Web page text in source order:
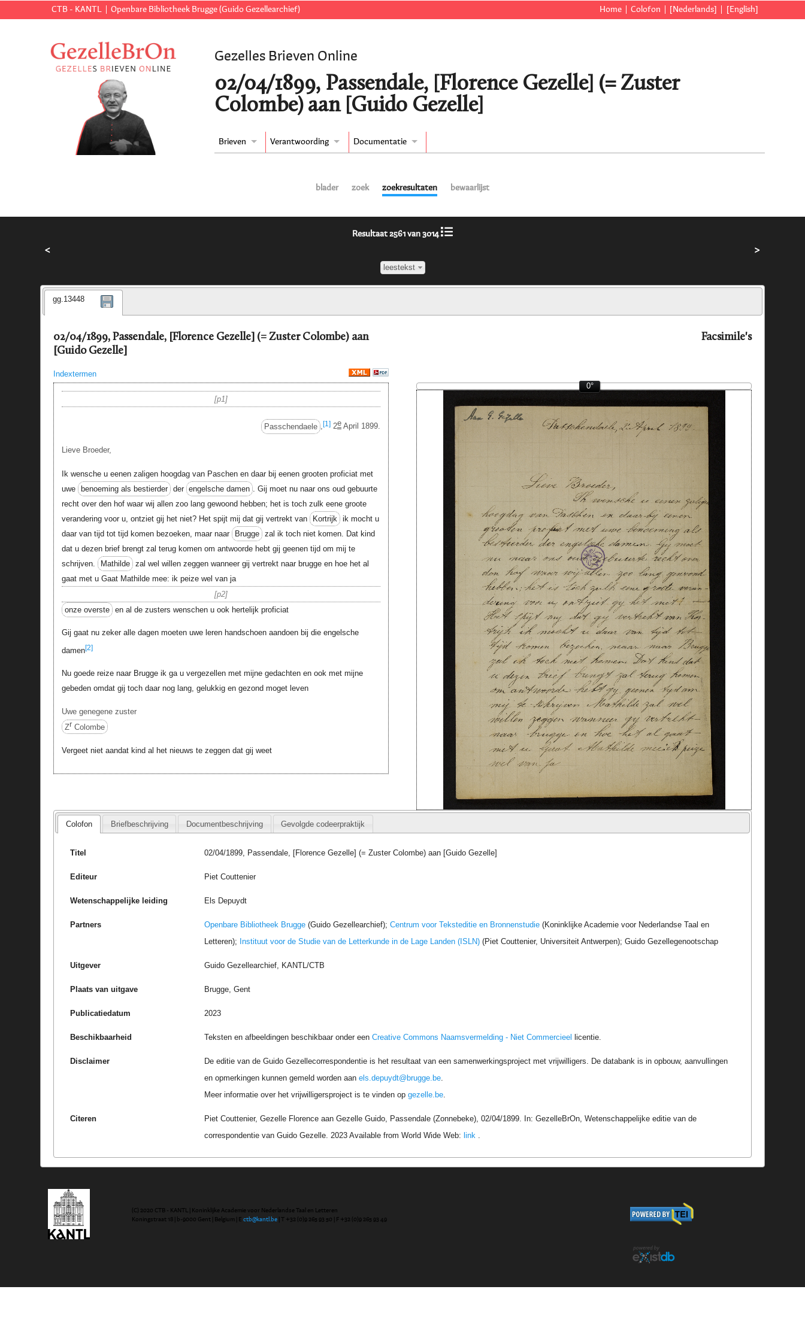
CTB - KANTL Openbare Bibliotheek Brugge (Guido Gezellearchief) Home Colofon [Nederlands] [English]
Gezelles Brieven Online
02/04/1899, Passendale, [Florence Gezelle] (= Zuster
Colombe) aan [Guido Gezelle]
Brieven Verantwoording Documentatie
blader zoek zoekresultaten bewaarlijst
<
Resultaat 2561 van 3014
leestekst
>
gg.13448
02/04/1899, Passendale, [Florence Gezelle] (= Zuster Colombe) aan
[Guido Gezelle]
Indextermen
Facsimile's
p1
Passchendaele ,[1]2eApril 1899.
Lieve Broeder,
Ik wensche u eenen zaligen hoogdag van Paschen en daar bij eenen grooten proficiat met
uwe benoeming als bestierder der engelsche damen
. Gij moet nu naar ons oud gebuurte
recht over den hof waar wij allen zoo lang gewoond hebben; het is toch zulk eene groote
verandering voor u, ontziet gij het niet? Het spijt mij dat gij vertrekt van
Kortrijk ik mocht u
daar van tijd tot tijd komen bezoeken, maar naar
Brugge zal ik toch niet komen. Dat kind
dat u dezen brief brengt zal terug komen om antwoorde hebt gij geenen tijd om mij te
schrijven.
Mathilde zal wel willen zeggen wanneer gij vertrekt naar brugge en hoe het al
gaat met u Gaat Mathilde mee: ik peize wel van ja
p2
onze overste en al de zusters wenschen u ook hertelijk proficiat
Gij gaat nu zeker alle dagen moeten uwe leren handschoen aandoen bij die engelsche
damen[2]
Nu goede reize naar Brugge ik ga u vergezellen met mijne gedachten en ook met mijne
gebeden omdat gij toch daar nog lang, gelukkig en gezond moget leven
Uwe genegene zuster
Zr Colombe
Vergeet niet aandat kind al het nieuws te zeggen dat gij weet
0°
Colofon Briefbeschrijving Documentbeschrijving Gevolgde codeerpraktijk
Titel 02/04/1899, Passendale, [Florence Gezelle] (= Zuster Colombe) aan [Guido Gezelle]
Editeur Piet Couttenier
Wetenschappelijke leiding Els Depuydt
Partners Openbare Bibliotheek Brugge (Guido Gezellearchief);Centrum voor Teksteditie en Bronnenstudie (Koninklijke Academie voor Nederlandse Taal en
Letteren); Instituut voor de Studie van de Letterkunde in de Lage Landen (ISLN) (Piet Couttenier, Universiteit Antwerpen); Guido Gezellegenootschap
Uitgever Guido Gezellearchief, KANTL/CTB
Plaats van uitgave Brugge, Gent
Publicatiedatum 2023
Beschikbaarheid Teksten en afbeeldingen beschikbaar onder eenCreative Commons Naamsvermelding - Niet Commercieel licentie.
Disclaimer
De editie van de Guido Gezellecorrespondentie is het resultaat van een samenwerkingsproject met vrijwilligers. De databank is in opbouw, aanvullingen
en opmerkingen kunnen gemeld worden aanels.depuydt@brugge.be.
Meer informatie over het vrijwilligersproject is te vinden opgezelle.be.
Citeren
Piet Couttenier, Gezelle Florence aan Gezelle Guido, Passendale (Zonnebeke), 02/04/1899. In: GezelleBrOn, Wetenschappelijke editie van de
correspondentie van Guido Gezelle. 2023 Available from World Wide Web: link .
(C) 2020 CTB - KANTL | Koninklijke Academie voor Nederlandse Taal en Letteren
Koningstraat 18 | b-9000 Gent | Belgium | Ectb@kantl.be | T +32 (0)9 265 93 50 | F +32 (0)9 265 93 49